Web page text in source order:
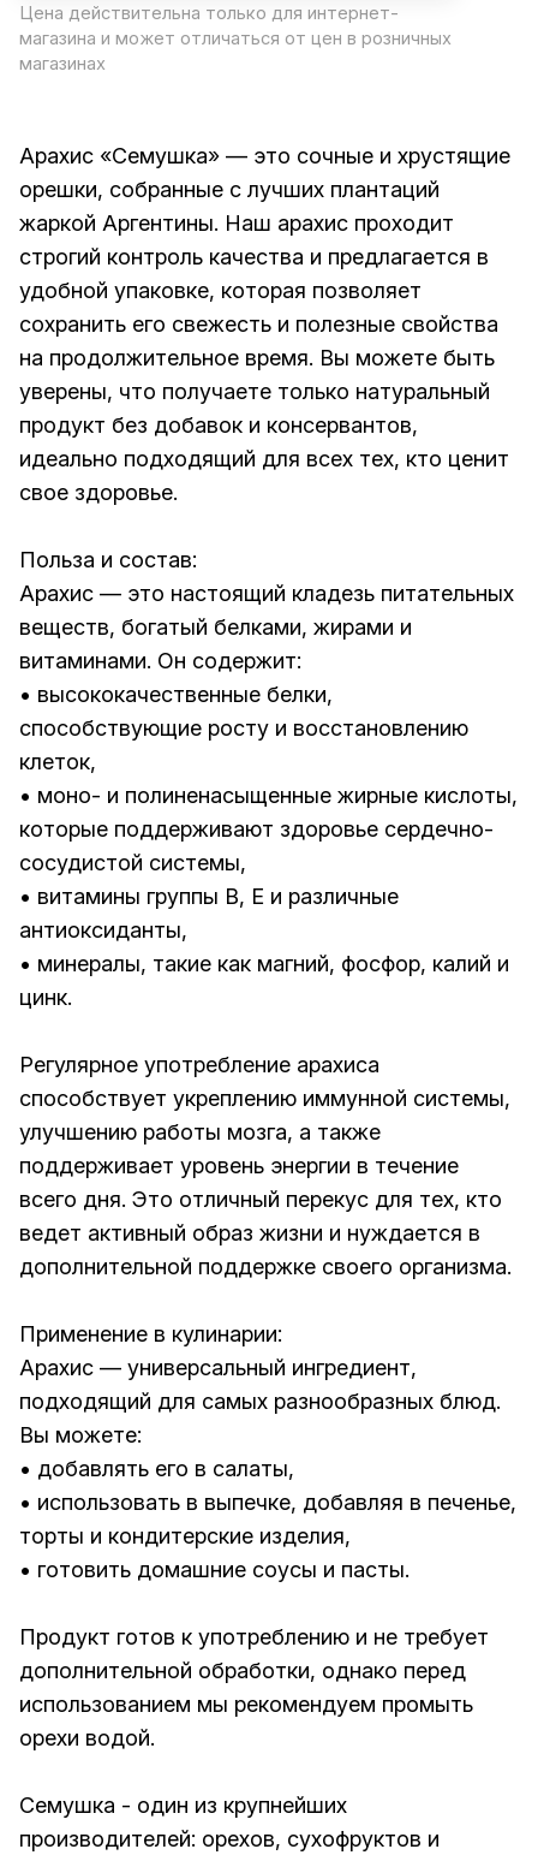
Цена действительна только для интернет-
магазина и может отличаться от цен в розничных
магазинах
Арахис «Семушка» — это сочные и хрустящие
орешки, собранные с лучших плантаций
жаркой Аргентины. Наш арахис проходит
строгий контроль качества и предлагается в
удобной упаковке, которая позволяет
сохранить его свежесть и полезные свойства
на продолжительное время. Вы можете быть
уверены, что получаете только натуральный
продукт без добавок и консервантов,
идеально подходящий для всех тех, кто ценит
свое здоровье.
Польза и состав:
Арахис — это настоящий кладезь питательных
веществ, богатый белками, жирами и
витаминами. Он содержит:
• высококачественные белки,
способствующие росту и восстановлению
клеток,
• моно- и полиненасыщенные жирные кислоты,
которые поддерживают здоровье сердечно-
сосудистой системы,
• витамины группы B, E и различные
антиоксиданты,
• минералы, такие как магний, фосфор, калий и
цинк.
Регулярное употребление арахиса
способствует укреплению иммунной системы,
улучшению работы мозга, а также
поддерживает уровень энергии в течение
всего дня. Это отличный перекус для тех, кто
ведет активный образ жизни и нуждается в
дополнительной поддержке своего организма.
Применение в кулинарии:
Арахис — универсальный ингредиент,
подходящий для самых разнообразных блюд.
Вы можете:
• добавлять его в салаты,
• использовать в выпечке, добавляя в печенье,
торты и кондитерские изделия,
• готовить домашние соусы и пасты.
Продукт готов к употреблению и не требует
дополнительной обработки, однако перед
использованием мы рекомендуем промыть
орехи водой.
Семушка - один из крупнейших
производителей: орехов, сухофруктов и